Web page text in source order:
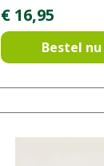
€ 16,95
Bestel nu